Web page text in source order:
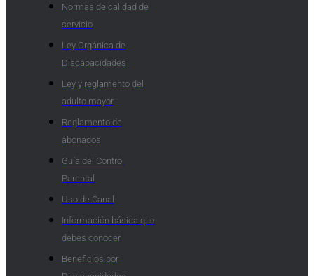
Normas de calidad de
servicio
Ley Orgánica de
Discapacidades
Ley y reglamento del
adulto mayor
Reglamento de
abonados
Guía del Control
Parental
Uso de Canal
Información básica que
debes conocer
Beneficios por